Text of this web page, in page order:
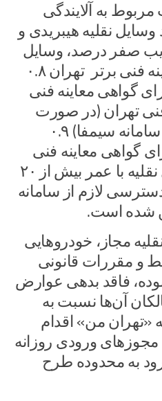
به آلایندگی
وسایل نقلیه هیبریدی و
صفر درصد، وسایل
نقلیه دارای گواهی معاینه فنی برتر تهران ۰.۸
گواهی معاینه فنی
فنی تهران (در صورت
ایجاد دسترسی لازم از سامانه سیمفا) ۰.۹
گواهی معاینه فنی
معتبر ۱ درصد و وسایل نقلیه با عمر بیش از ۲۰
لازم از سامانه
مجاز، خودرو‌هایی
و مقررات قانونی
بوده، فاقد بدهی عوارض
آن‌ها نسبت به
«تهران من» اقدام
ورودی روزانه
به محدوده طرح